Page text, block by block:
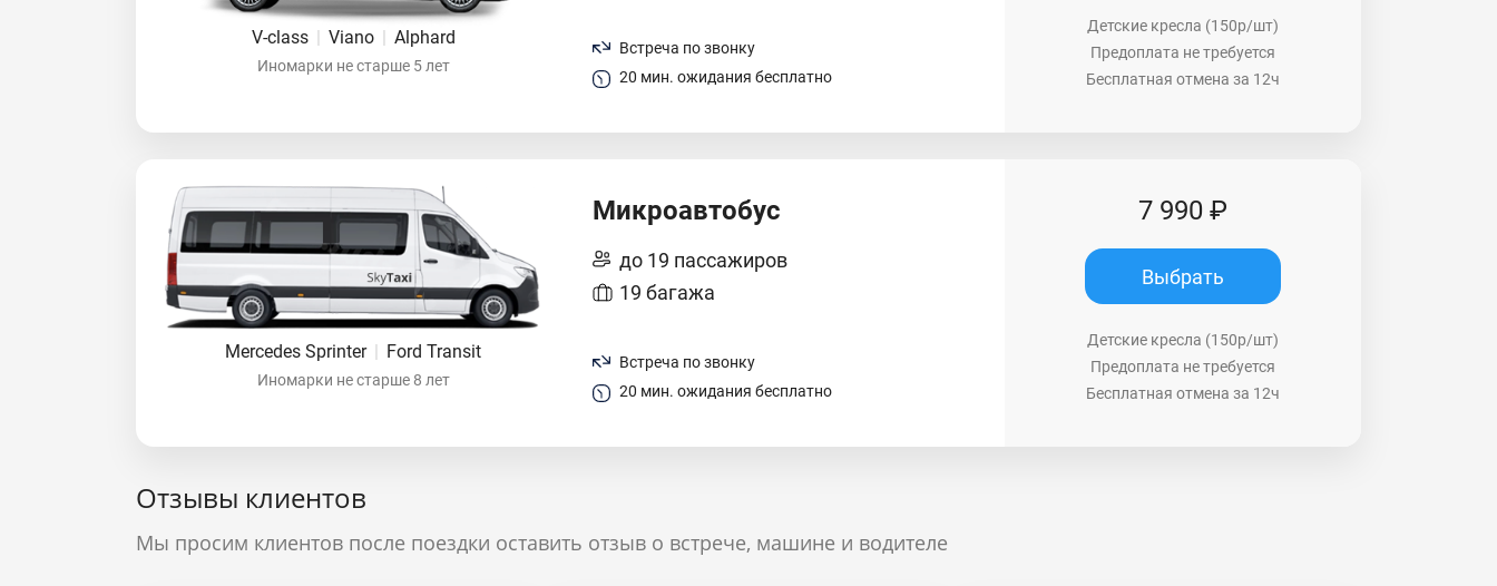
V-class | Viano | Alphard
Иномарки не старше 5 лет
Встреча по звонку
20 мин. ожидания бесплатно
Детские кресла (150р/шт)
Предоплата не требуется
Бесплатная отмена за 12ч
Mercedes Sprinter | Ford Transit
Иномарки не старше 8 лет
Микроавтобус
до 19 пассажиров
19 багажа
Встреча по звонку
20 мин. ожидания бесплатно
7 990 ₽
Выбрать
Детские кресла (150р/шт)
Предоплата не требуется
Бесплатная отмена за 12ч
Отзывы клиентов
Мы просим клиентов после поездки оставить отзыв о встрече, машине и водителе